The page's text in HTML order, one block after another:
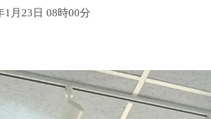
1月23日 08時00分